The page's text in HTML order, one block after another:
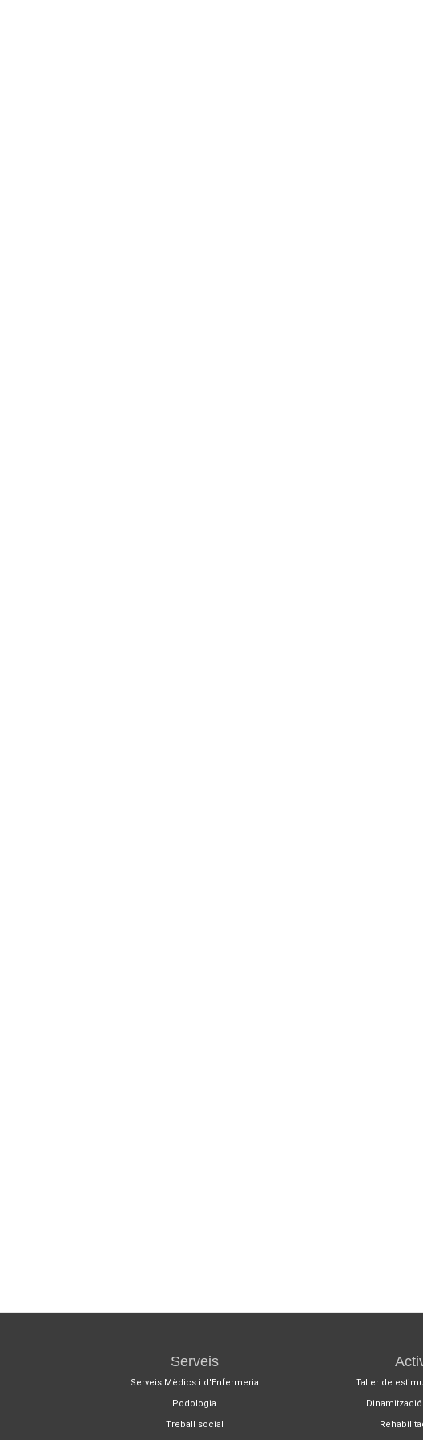
Serveis
Serveis Mèdics i d'Enfermeria
Podologia
Treball social
Taller de